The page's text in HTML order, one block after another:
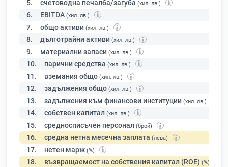
5. счетоводна печалба/загуба (хил. лв.)
6. EBITDA (хил. лв.)
7. общо активи (хил. лв.)
8. дълготрайни активи (хил. лв.)
9. материални запаси (хил. лв.)
10. парични средства (хил. лв.)
11. вземания общо (хил. лв.)
12. задължения общо (хил. лв.)
13. задължения към финансови институции (хил. лв.)
14. собствен капитал (хил. лв.)
15. средносписъчен персонал (брой)
16. средна нетна месечна заплата (лева)
17. нетен марж (%)
18. възвращаемост на собствения капитал (ROE) (%)